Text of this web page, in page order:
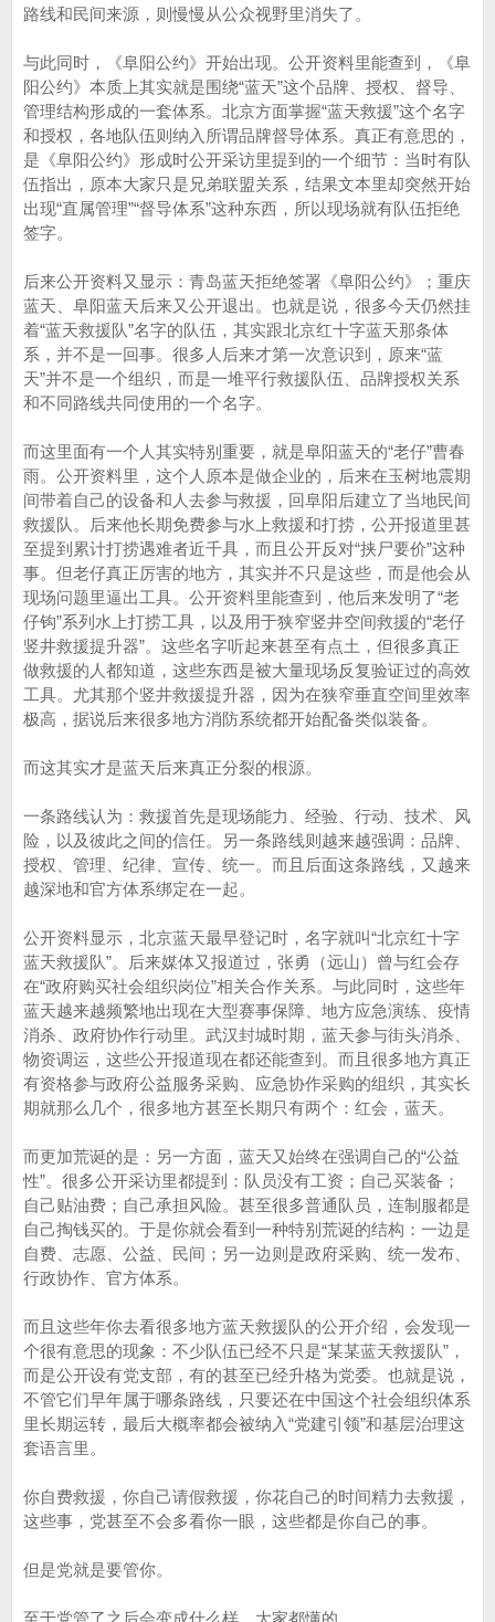
路线和民间来源，则慢慢从公众视野里消失了。
与此同时，《阜阳公约》开始出现。公开资料里能查到，《阜
阳公约》本质上其实就是围绕“蓝天”这个品牌、授权、督导、
管理结构形成的一套体系。北京方面掌握“蓝天救援”这个名字
和授权，各地队伍则纳入所谓品牌督导体系。真正有意思的，
是《阜阳公约》形成时公开采访里提到的一个细节：当时有队
伍指出，原本大家只是兄弟联盟关系，结果文本里却突然开始
出现“直属管理”“督导体系”这种东西，所以现场就有队伍拒绝
签字。
后来公开资料又显示：青岛蓝天拒绝签署《阜阳公约》；重庆
蓝天、阜阳蓝天后来又公开退出。也就是说，很多今天仍然挂
着“蓝天救援队”名字的队伍，其实跟北京红十字蓝天那条体
系，并不是一回事。很多人后来才第一次意识到，原来“蓝
天”并不是一个组织，而是一堆平行救援队伍、品牌授权关系
和不同路线共同使用的一个名字。
而这里面有一个人其实特别重要，就是阜阳蓝天的“老仔”曹春
雨。公开资料里，这个人原本是做企业的，后来在玉树地震期
间带着自己的设备和人去参与救援，回阜阳后建立了当地民间
救援队。后来他长期免费参与水上救援和打捞，公开报道里甚
至提到累计打捞遇难者近千具，而且公开反对“挟尸要价”这种
事。但老仔真正厉害的地方，其实并不只是这些，而是他会从
现场问题里逼出工具。公开资料里能查到，他后来发明了“老
仔钩”系列水上打捞工具，以及用于狭窄竖井空间救援的“老仔
竖井救援提升器”。这些名字听起来甚至有点土，但很多真正
做救援的人都知道，这些东西是被大量现场反复验证过的高效
工具。尤其那个竖井救援提升器，因为在狭窄垂直空间里效率
极高，据说后来很多地方消防系统都开始配备类似装备。
而这其实才是蓝天后来真正分裂的根源。
一条路线认为：救援首先是现场能力、经验、行动、技术、风
险，以及彼此之间的信任。另一条路线则越来越强调：品牌、
授权、管理、纪律、宣传、统一。而且后面这条路线，又越来
越深地和官方体系绑定在一起。
公开资料显示，北京蓝天最早登记时，名字就叫“北京红十字
蓝天救援队”。后来媒体又报道过，张勇（远山）曾与红会存
在“政府购买社会组织岗位”相关合作关系。与此同时，这些年
蓝天越来越频繁地出现在大型赛事保障、地方应急演练、疫情
消杀、政府协作行动里。武汉封城时期，蓝天参与街头消杀、
物资调运，这些公开报道现在都还能查到。而且很多地方真正
有资格参与政府公益服务采购、应急协作采购的组织，其实长
期就那么几个，很多地方甚至长期只有两个：红会，蓝天。
而更加荒诞的是：另一方面，蓝天又始终在强调自己的“公益
性”。很多公开采访里都提到：队员没有工资；自己买装备；
自己贴油费；自己承担风险。甚至很多普通队员，连制服都是
自己掏钱买的。于是你就会看到一种特别荒诞的结构：一边是
自费、志愿、公益、民间；另一边则是政府采购、统一发布、
行政协作、官方体系。
而且这些年你去看很多地方蓝天救援队的公开介绍，会发现一
个很有意思的现象：不少队伍已经不只是“某某蓝天救援队”，
而是公开设有党支部，有的甚至已经升格为党委。也就是说，
不管它们早年属于哪条路线，只要还在中国这个社会组织体系
里长期运转，最后大概率都会被纳入“党建引领”和基层治理这
套语言里。
你自费救援，你自己请假救援，你花自己的时间精力去救援，
这些事，党甚至不会多看你一眼，这些都是你自己的事。
但是党就是要管你。
至于党管了之后会变成什么样，大家都懂的。